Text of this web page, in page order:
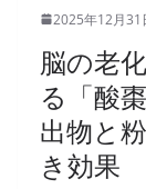
2025年12月31
脳の老
る「酸
出物と
き効果